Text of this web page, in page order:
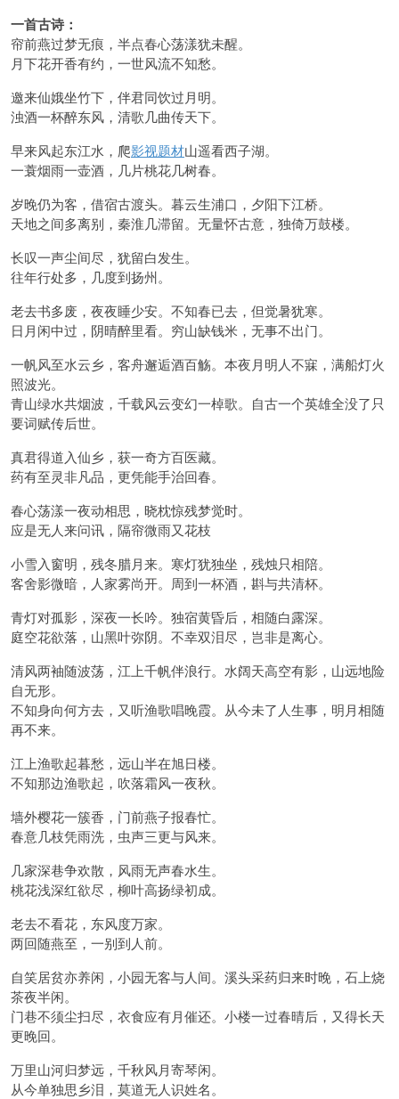
一首古诗：
帘前燕过梦无痕，半点春心荡漾犹未醒。
月下花开香有约，一世风流不知愁。
邀来仙娥坐竹下，伴君同饮过月明。
浊酒一杯醉东风，清歌几曲传天下。
早来风起东江水，爬影视题材山遥看西子湖。
一蓑烟雨一壶酒，几片桃花几树春。
岁晚仍为客，借宿古渡头。暮云生浦口，夕阳下江桥。
天地之间多离别，秦淮几滞留。无量怀古意，独倚万鼓楼。
长叹一声尘间尽，犹留白发生。
往年行处多，几度到扬州。
老去书多废，夜夜睡少安。不知春已去，但觉暑犹寒。
日月闲中过，阴晴醉里看。穷山缺钱米，无事不出门。
一帆风至水云乡，客舟邂逅酒百觞。本夜月明人不寐，满船灯火
照波光。
青山绿水共烟波，千载风云变幻一棹歌。自古一个英雄全没了只
要词赋传后世。
真君得道入仙乡，获一奇方百医藏。
药有至灵非凡品，更凭能手治回春。
春心荡漾一夜动相思，晓枕惊残梦觉时。
应是无人来问讯，隔帘微雨又花枝
小雪入窗明，残冬腊月来。寒灯犹独坐，残烛只相陪。
客舍影微暗，人家雾尚开。周到一杯酒，斟与共清杯。
青灯对孤影，深夜一长吟。独宿黄昏后，相随白露深。
庭空花欲落，山黑叶弥阴。不幸双泪尽，岂非是离心。
清风两袖随波荡，江上千帆伴浪行。水阔天高空有影，山远地险
自无形。
不知身向何方去，又听渔歌唱晚霞。从今未了人生事，明月相随
再不来。
江上渔歌起暮愁，远山半在旭日楼。
不知那边渔歌起，吹落霜风一夜秋。
墙外樱花一簇香，门前燕子报春忙。
春意几枝凭雨洗，虫声三更与风来。
几家深巷争欢散，风雨无声春水生。
桃花浅深红欲尽，柳叶高扬绿初成。
老去不看花，东风度万家。
两回随燕至，一别到人前。
自笑居贫亦养闲，小园无客与人间。溪头采药归来时晚，石上烧
茶夜半闲。
门巷不须尘扫尽，衣食应有月催还。小楼一过春晴后，又得长天
更晚回。
万里山河归梦远，千秋风月寄琴闲。
从今单独思乡泪，莫道无人识姓名。